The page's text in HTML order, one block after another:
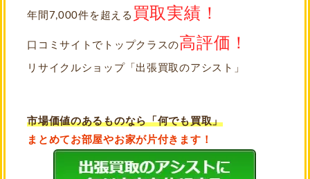
年間7,000件を超える 買取実績！
口コミサイトでトップクラスの 高評価！
リサイクルショップ「出張買取のアシスト」
市場価値のあるものなら「何でも買取」
まとめてお部屋やお家が片付きます！